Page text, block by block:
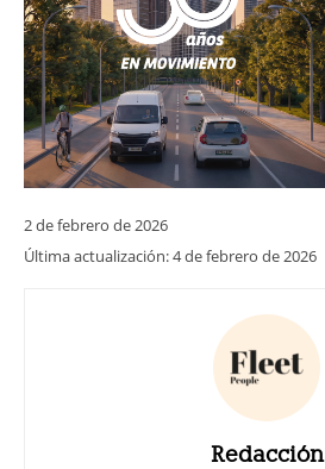
2 de febrero de 2026
Última actualización:4 de febrero de 2026
Redacción